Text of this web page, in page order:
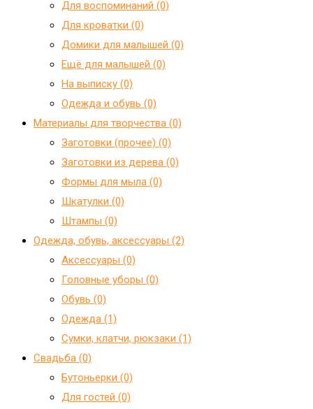
Для воспоминаний (0)
Для кроватки (0)
Домики для малышей (0)
Ещё для малышей (0)
На выписку (0)
Одежда и обувь (0)
Материалы для творчества (0)
Заготовки (прочее) (0)
Заготовки из дерева (0)
Формы для мыла (0)
Шкатулки (0)
Штампы (0)
Одежда, обувь, аксессуары (2)
Аксессуары (0)
Головные уборы (0)
Обувь (0)
Одежда (1)
Сумки, клатчи, рюкзаки (1)
Свадьба (0)
Бутоньерки (0)
Для гостей (0)